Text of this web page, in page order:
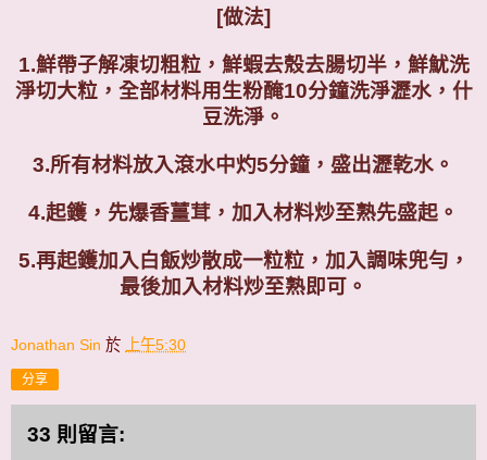
[做法]
1.鮮帶子解凍切粗粒，鮮蝦去殼去腸切半，鮮魷洗
淨切大粒，全部材料用生粉醃10分鐘洗淨瀝水，什
豆洗淨。
3.所有材料放入滾水中灼5分鐘，盛出瀝乾水。
4.起鑊，先爆香薑茸，加入材料炒至熟先盛起。
5.再起鑊加入白飯炒散成一粒粒，加入調味兜勻，
最後加入材料炒至熟即可。
Jonathan Sin 於 上午5:30
分享
33 則留言: